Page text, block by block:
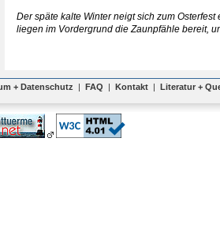
Der späte kalte Winter neigt sich zum
liegen im Vordergrund die Zaunpfähle bereit,
+ Datenschutz | FAQ | Kontakt | Literatur +